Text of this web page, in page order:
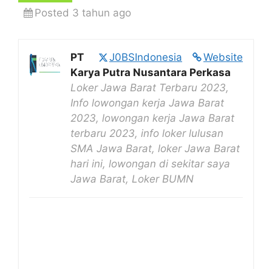
Posted 3 tahun ago
Website
J0BSIndonesia
PT
Karya Putra Nusantara Perkasa
Loker Jawa Barat Terbaru 2023,
Info lowongan kerja Jawa Barat
2023, lowongan kerja Jawa Barat
terbaru 2023, info loker lulusan
SMA Jawa Barat, loker Jawa Barat
hari ini, lowongan di sekitar saya
Jawa Barat, Loker BUMN